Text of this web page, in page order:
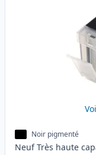
Noir pigmenté
Neuf Très haute